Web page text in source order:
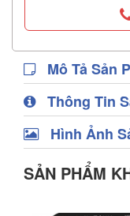
Mô Tả Sản
Thông Tin
Hình Ảnh
SẢN PHẨM